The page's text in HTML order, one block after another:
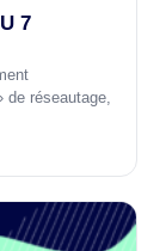
7
de réseautage,